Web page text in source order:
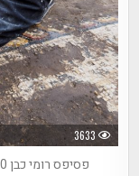
3633
פסיפס רומי כבן 1800 שנה נחשף חפירות הגן הלאומי קיסריה